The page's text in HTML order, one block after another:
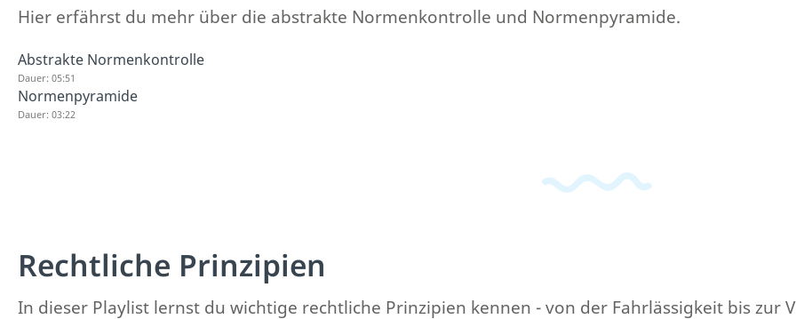
Hier erfährst du mehr über die abstrakte Normenkontrolle und Normenpyramide.
Abstrakte Normenkontrolle
Dauer: 05:51
Normenpyramide
Dauer: 03:22
Rechtliche Prinzipien
In dieser Playlist lernst du wichtige rechtliche Prinzipien kennen - von der Fahrlässigkeit bis zur